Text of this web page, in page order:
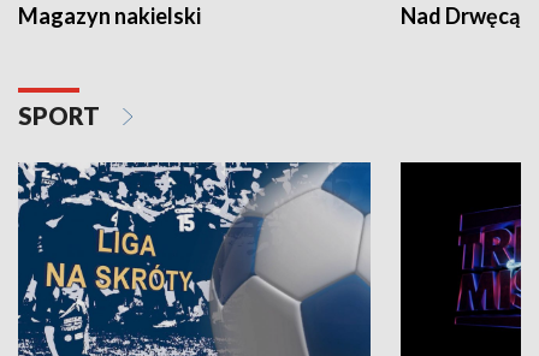
Magazyn nakielski Nad Drwęcą
SPORT